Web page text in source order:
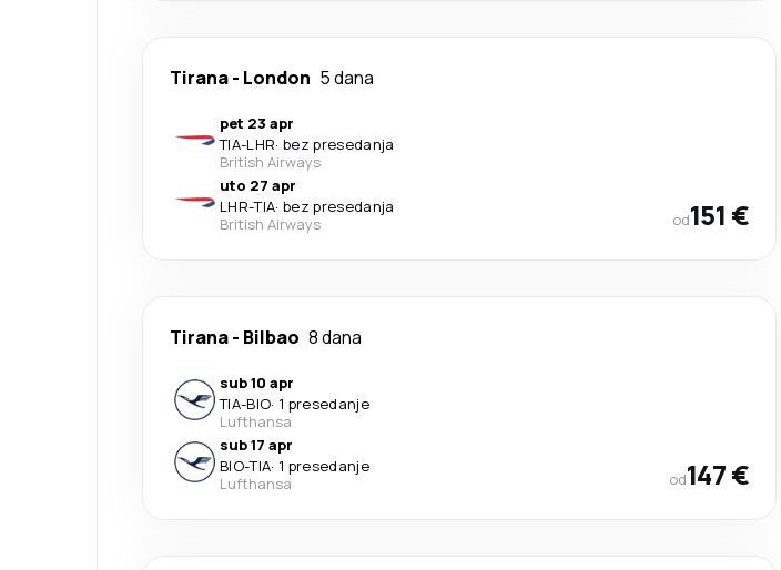
Tirana- London 5 dana
pet 23 apr
TIA-LHR· bez presedanja
British Airways
uto 27 apr
LHR-TIA· bez presedanja
British Airways
od151 €
Tirana- Bilbao 8 dana
sub 10 apr
TIA-BIO· 1 presedanje
Lufthansa
sub 17 apr
BIO-TIA· 1 presedanje
Lufthansa
od147 €